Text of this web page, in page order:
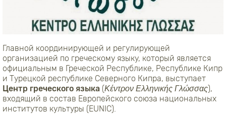
Главной координирующей и регулирующей
организацией по греческому языку, который является
официальным в Греческой Республике, Республике Кипр
и Турецкой республике Северного Кипра, выступает
Центр греческого языка (Κέντρον Ελληνικής Γλώσσας),
входящий в состав Европейского союза национальных
институтов культуры (EUNIC).